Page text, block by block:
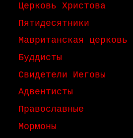
Церковь
Мавританская
Буддисты
Свидетели
Адвентисты
Мормоны